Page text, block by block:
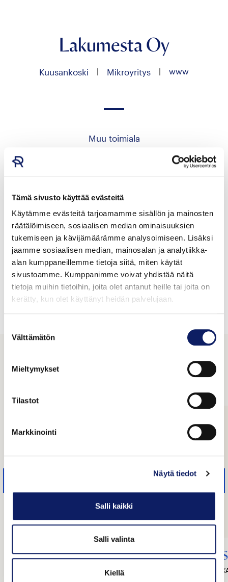
Tämä sivusto käyttää evästeitä
Käytämme evästeitä tarjoamamme sisällön ja mainosten
räätälöimiseen, sosiaalisen median ominaisuuksien
tukemiseen ja kävijämäärämme analysoimiseen. Lisäksi
jaamme sosiaalisen median, mainosalan ja analytiikka-
alan kumppaneillemme tietoja siitä, miten käytät
sivustoamme. Kumppanimme voivat yhdistää näitä
tietoja muihin tietoihin, joita olet antanut heille tai joita on
kerätty, kun olet käyttänyt heidän palvelujaan.
valinta
Välttämätön
Mieltymykset
Tilastot
Markkinointi
Näytä tiedot
Salli kaikki
Salli valinta
Kiellä
Lakumesta Oy
Kuusankoski | Mikroyritys | www
Muu toimiala
Hae yrityksen tuotteita
Tuotteet
Valinnoillasi ei löytynyt tuotteita
Tutustu yrityksiin
Tuohino Jani Jussi Oskari